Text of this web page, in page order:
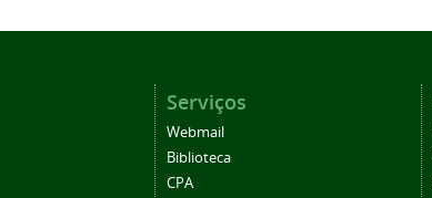
Serviços
Webmail
Biblioteca
CPA